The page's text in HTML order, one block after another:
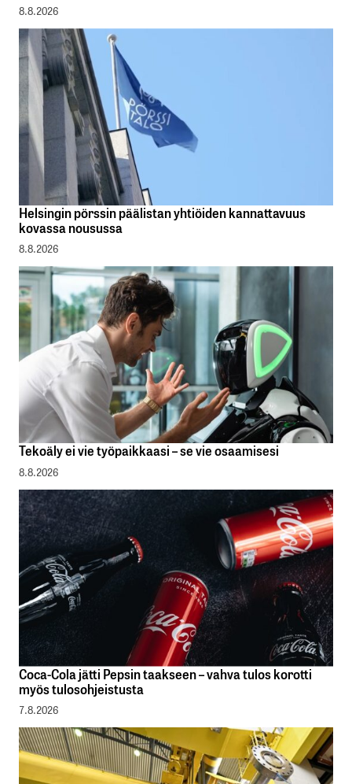
8.8.2026
Helsingin pörssin päälistan yhtiöiden kannattavuus
kovassa nousussa
8.8.2026
Tekoäly ei vie työpaikkaasi – se vie osaamisesi
8.8.2026
Coca-Cola jätti Pepsin taakseen – vahva tulos korotti
myös tulosohjeistusta
7.8.2026